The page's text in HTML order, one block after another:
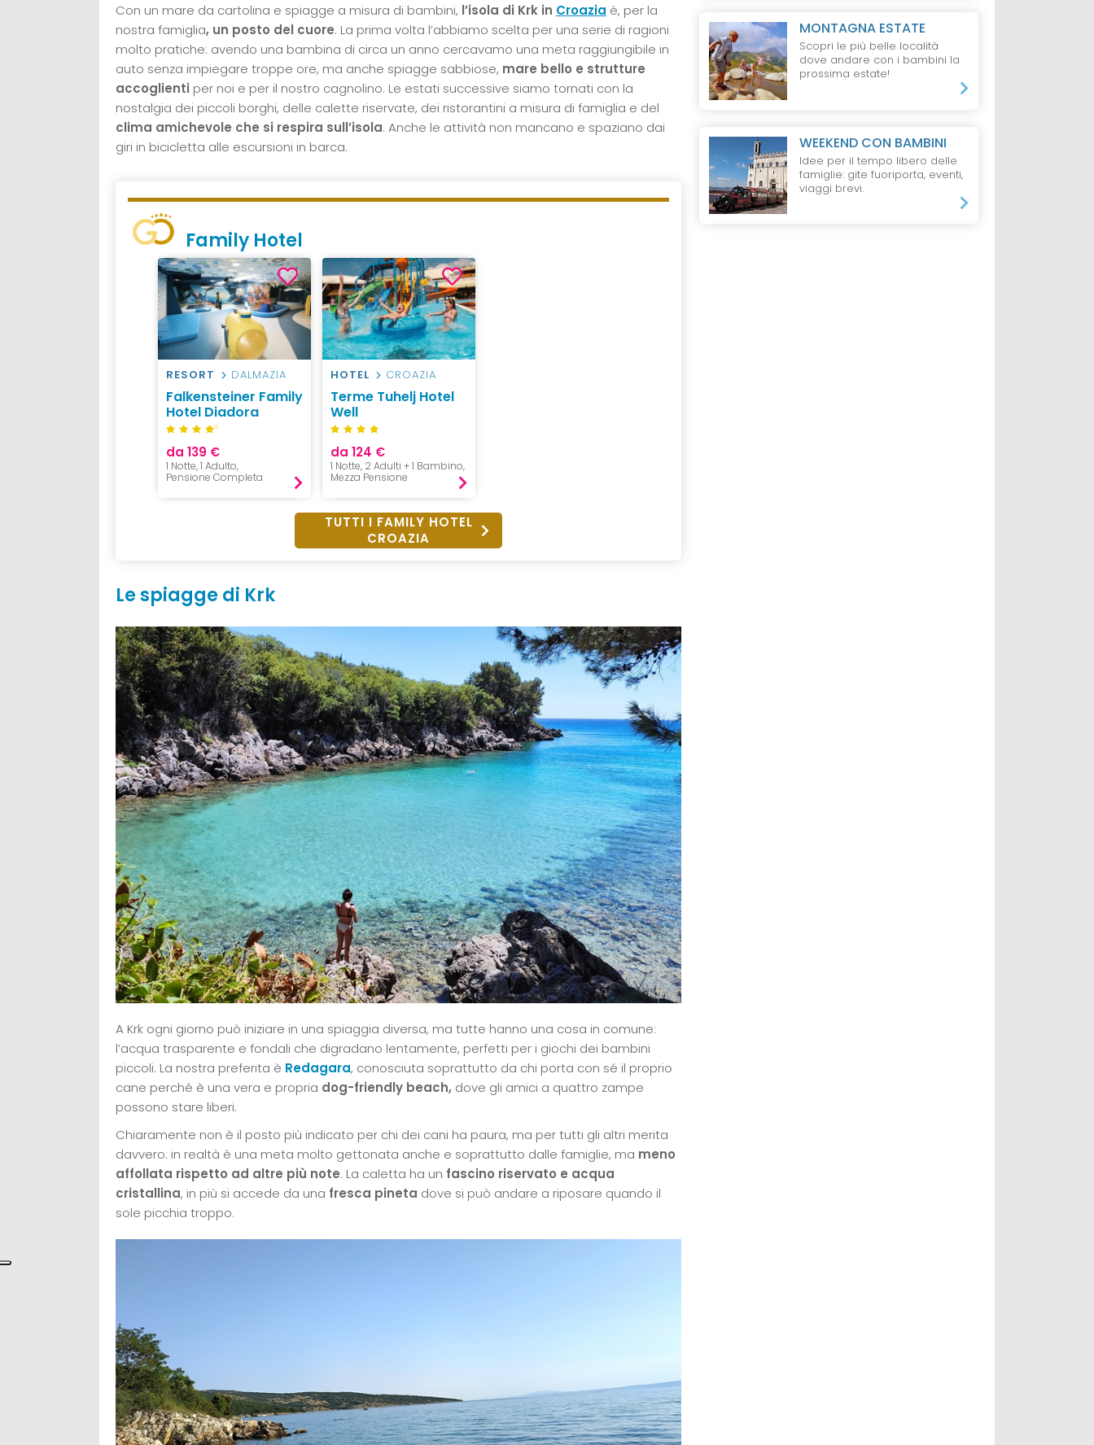
Con un mare da cartolina e spiagge a misura di bambini, l’isola di Krk in Croazia è, per la
nostra famiglia, un posto del cuore. La prima volta l’abbiamo scelta per una serie di ragioni
molto pratiche: avendo una bambina di circa un anno cercavamo una meta raggiungibile in
auto senza impiegare troppe ore, ma anche spiagge sabbiose, mare bello e strutture
accoglienti per noi e per il nostro cagnolino. Le estati successive siamo tornati con la
nostalgia dei piccoli borghi, delle calette riservate, dei ristorantini a misura di famiglia e del
clima amichevole che si respira sull’isola. Anche le attività non mancano e spaziano dai
giri in bicicletta alle escursioni in barca.
Family Hotel
RESORT DALMAZIA
Falkensteiner Family
Hotel Diadora
S
da 139 €
1 Notte, 1 Adulto,
Pensione Completa
HOTEL CROAZIA
Terme Tuhelj Hotel
Well
da 124 €
1 Notte, 2 Adulti + 1 Bambino,
Mezza Pensione
TUTTI I FAMILY HOTEL
CROAZIA
Le spiagge di Krk
A Krk ogni giorno può iniziare in una spiaggia diversa, ma tutte hanno una cosa in comune:
l’acqua trasparente e fondali che digradano lentamente, perfetti per i giochi dei bambini
piccoli. La nostra preferita è Redagara, conosciuta soprattutto da chi porta con sé il proprio
cane perché è una vera e propria dog-friendly beach, dove gli amici a quattro zampe
possono stare liberi.
Chiaramente non è il posto più indicato per chi dei cani ha paura, ma per tutti gli altri merita
davvero: in realtà è una meta molto gettonata anche e soprattutto dalle famiglie, ma meno
affollata rispetto ad altre più note. La caletta ha un fascino riservato e acqua
cristallina, in più si accede da una fresca pineta dove si può andare a riposare quando il
sole picchia troppo.
MONTAGNA ESTATE
Scopri le più belle località
dove andare con i bambini la
prossima estate!
WEEKEND CON BAMBINI
Idee per il tempo libero delle
famiglie: gite fuoriporta, eventi,
viaggi brevi.